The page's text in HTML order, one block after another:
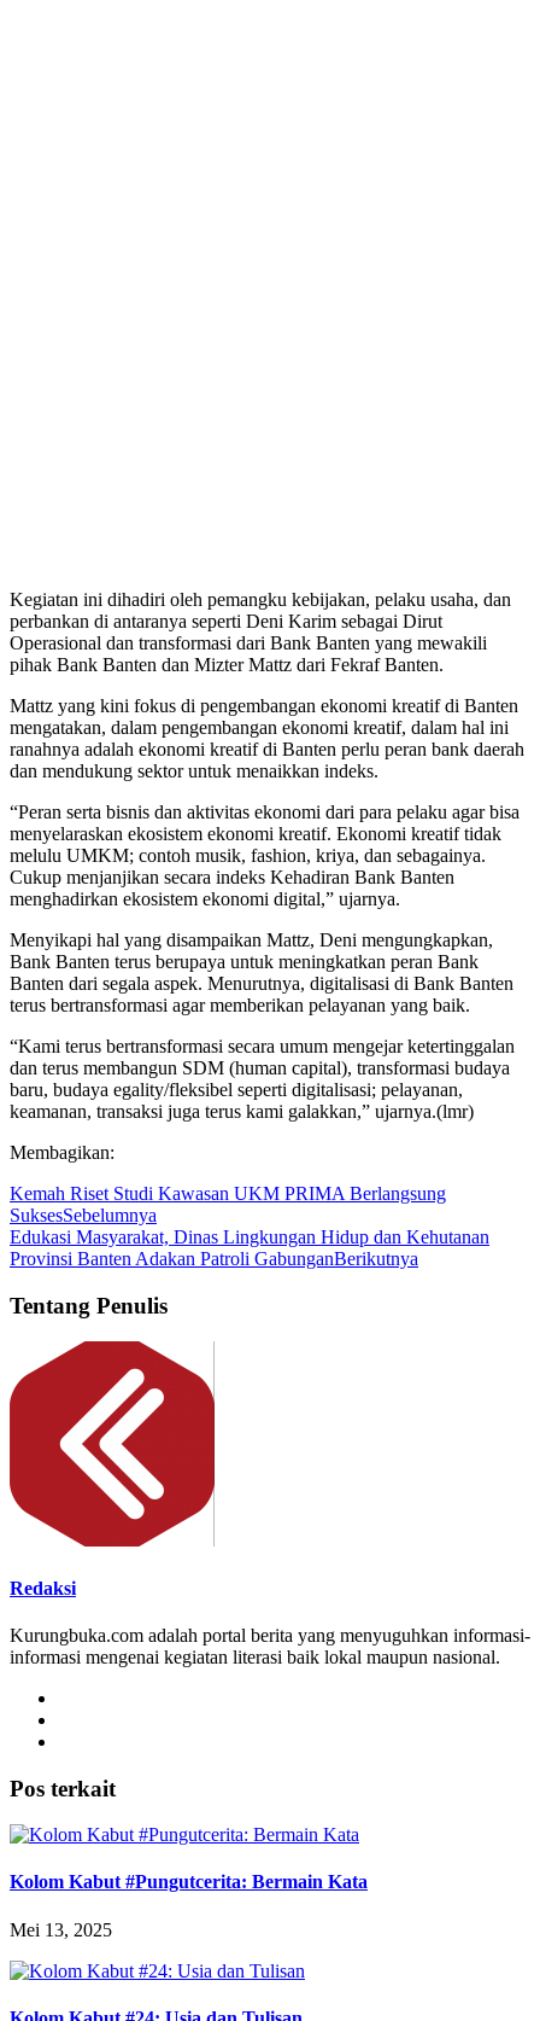
Kegiatan ini dihadiri oleh pemangku kebijakan, pelaku usaha, dan
perbankan di antaranya seperti Deni Karim sebagai Dirut
Operasional dan transformasi dari Bank Banten yang mewakili
pihak Bank Banten dan Mizter Mattz dari Fekraf Banten.
Mattz yang kini fokus di pengembangan ekonomi kreatif di Banten
mengatakan, dalam pengembangan ekonomi kreatif, dalam hal ini
ranahnya adalah ekonomi kreatif di Banten perlu peran bank daerah
dan mendukung sektor untuk menaikkan indeks.
“Peran serta bisnis dan aktivitas ekonomi dari para pelaku agar bisa
menyelaraskan ekosistem ekonomi kreatif. Ekonomi kreatif tidak
melulu UMKM; contoh musik, fashion, kriya, dan sebagainya.
Cukup menjanjikan secara indeks Kehadiran Bank Banten
menghadirkan ekosistem ekonomi digital,” ujarnya.
Menyikapi hal yang disampaikan Mattz, Deni mengungkapkan,
Bank Banten terus berupaya untuk meningkatkan peran Bank
Banten dari segala aspek. Menurutnya, digitalisasi di Bank Banten
terus bertransformasi agar memberikan pelayanan yang baik.
“Kami terus bertransformasi secara umum mengejar ketertinggalan
dan terus membangun SDM (human capital), transformasi budaya
baru, budaya egality/fleksibel seperti digitalisasi; pelayanan,
keamanan, transaksi juga terus kami galakkan,” ujarnya.(lmr)
Membagikan:
Kemah Riset Studi Kawasan UKM PRIMA Berlangsung
SuksesSebelumnya
Edukasi Masyarakat, Dinas Lingkungan Hidup dan Kehutanan
Provinsi Banten Adakan Patroli GabunganBerikutnya
Tentang Penulis
Redaksi
Kurungbuka.com adalah portal berita yang menyuguhkan informasi-
informasi mengenai kegiatan literasi baik lokal maupun nasional.
Pos terkait
Kolom Kabut #Pungutcerita: Bermain Kata
Mei 13, 2025